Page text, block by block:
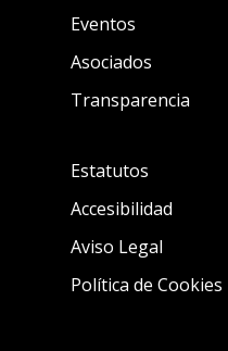
Eventos
Asociados
Transparencia
Estatutos
Accesibilidad
Aviso Legal
Política de Cookies